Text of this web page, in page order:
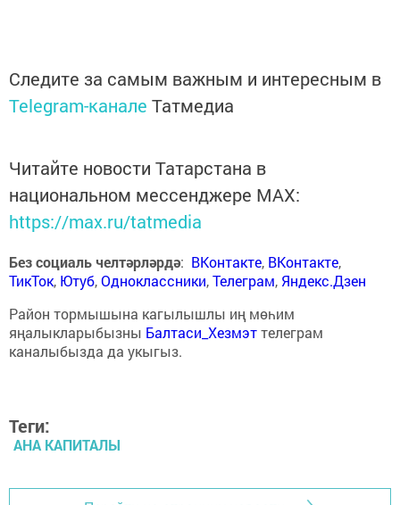
Следите за самым важным и интересным в
Telegram-канале Татмедиа
Читайте новости Татарстана в
национальном мессенджере MАХ:
https://max.ru/tatmedia
Без социаль челтәрләрдә: ВКонтакте, ВКонтакте,
ТикТок, Ютуб,Одноклассники,Телеграм, Яндекс.Дзен
Район тормышына кагылышлы иң мөһим
яңалыкларыбызны Балтаси_Хезмэттелеграм
каналыбызда да укыгыз.
Теги:
АНА КАПИТАЛЫ